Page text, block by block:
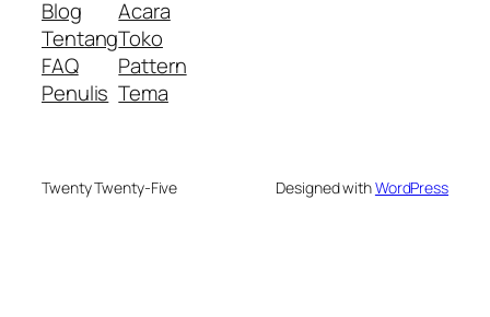
Blog
Tentang
FAQ
Penulis
Acara
Toko
Pattern
Tema
Twenty Twenty-Five Designed withWordPress